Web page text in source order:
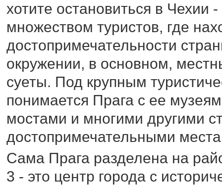
хотите остановиться в Чехии
множеством туристов, где
достопримечательности
окружении, в основном,
суеты. Под крупным
понимается Прага с ее
мостами и многими другими
достопримечательными
Сама Прага разделена на
3 - это центр города с